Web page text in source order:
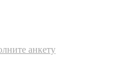
анкету